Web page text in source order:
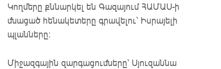
Կողմերը քննարկել են Գազայում ՀԱՄԱՍ-ի
մնացած հենակետերը գրավելու՝ Իսրայելի
պլանները:
Միջազգային զարգացումները՝ Սյուզաննա